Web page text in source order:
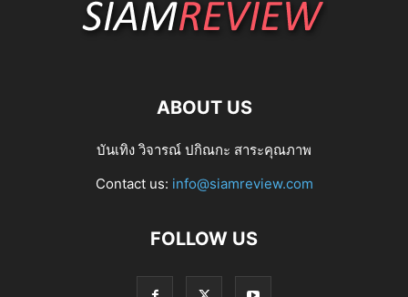
ABOUT US
บันเทิง วิจารณ์ ปกิณกะ สาระคุณภาพ
Contact us: info@siamreview.com
FOLLOW US